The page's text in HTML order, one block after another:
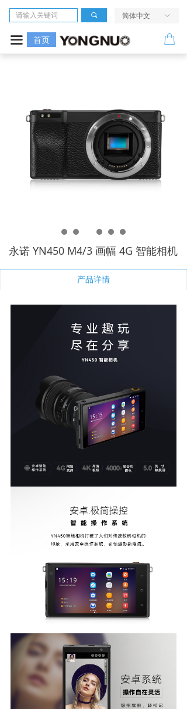
끀
首页
相机
闪光灯
无线引闪系统
电源及配件
活动中心
下载与支持
ꂆ
首页
끠 ꀅ
简体中文
永诺 YN450 M4/3 画幅 4G 智能相机
产品详情